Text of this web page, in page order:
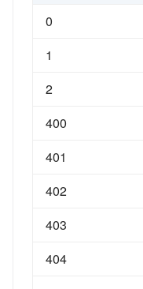
0
1
2
400
401
402
403
404